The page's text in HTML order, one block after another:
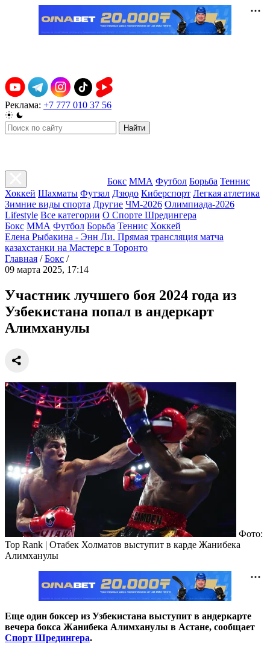
Реклама: +7 777 010 37 56
Найти
Бокс ММА Футбол Борьба Теннис
Хоккей Шахматы Футзал Дзюдо Киберспорт Легкая атлетика
Зимние виды спорта Другие ЧМ-2026 Олимпиада-2026
Lifestyle Все категории О Спорте Шредингера
Бокс ММА Футбол Борьба Теннис Хоккей
Елена Рыбакина - Энн Ли. Прямая трансляция матча
казахстанки на Мастерс в Торонто
Главная / Бокс /
09 марта 2025, 17:14
Участник лучшего боя 2024 года из
Узбекистана попал в андеркарт
Алимханулы
Фото:
Top Rank | Отабек Холматов выступит в карде Жанибека
Алимханулы
Еще один боксер из Узбекистана выступит в андеркарте
вечера бокса Жанибека Алимханулы в Астане, сообщает
Спорт Шредингера.